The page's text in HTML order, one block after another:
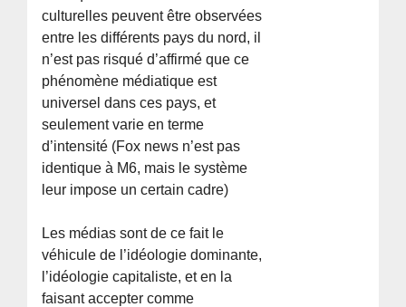
culturelles peuvent être observées
entre les différents pays du nord, il
n’est pas risqué d’affirmé que ce
phénomène médiatique est
universel dans ces pays, et
seulement varie en terme
d’intensité (Fox news n’est pas
identique à M6, mais le système
leur impose un certain cadre)
Les médias sont de ce fait le
véhicule de l’idéologie dominante,
l’idéologie capitaliste, et en la
faisant accepter comme